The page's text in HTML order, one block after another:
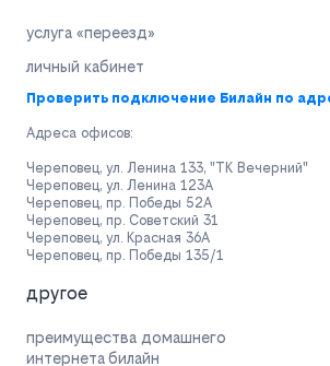
услуга «переезд»
личный кабинет
Проверить подключение Билайн по
Адреса офисов:
Череповец, ул. Ленина 133, "ТК Вечерний"
Череповец, ул. Ленина 123А
Череповец, пр. Победы 52А
Череповец, пр. Советский 31
Череповец, ул. Красная 36А
Череповец, пр. Победы 135/1
другое
преимущества домашнего
интернета билайн